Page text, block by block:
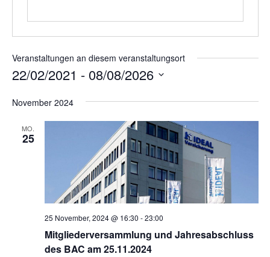
Veranstaltungen an diesem veranstaltungsort
22/02/2021 - 08/08/2026
wählen.
November 2024
MO.
25
Mitgliederversammlung und Jahresabschluss
des BAC am 25.11.2024
25 November, 2024 @ 16:30 -23:00